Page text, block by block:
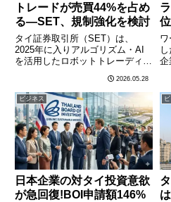
トレードが売買44%を占め
る―SET、規制強化を検討
タイ証券取引所（SET）は、
2025年に入りアルゴリズム・AI
を活用したロボットトレーディン
合が44%に達したと公表した。
SETによると、ロボットトレーデ
ィングは2020年時点では全体の
約18%だったが、わずか………
2026.05.28
企
企
ビジネス
日本企業の対タイ投資意欲
が急回復!BOI申請額146%